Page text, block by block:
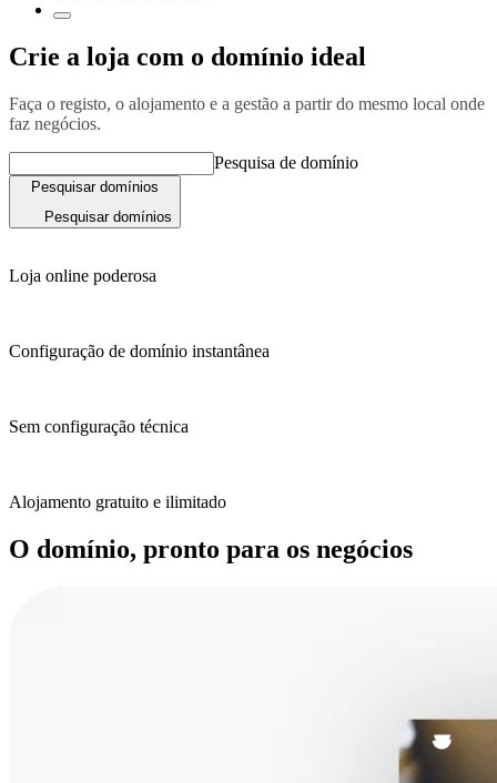
Crie a loja com o domínio ideal
Faça o registo, o alojamento e a gestão a partir do mesmo local onde
faz negócios.
Pesquisa de domínio
Pesquisar domínios
Pesquisar domínios
Loja online poderosa
Configuração de domínio instantânea
Sem configuração técnica
Alojamento gratuito e ilimitado
O domínio, pronto para os negócios